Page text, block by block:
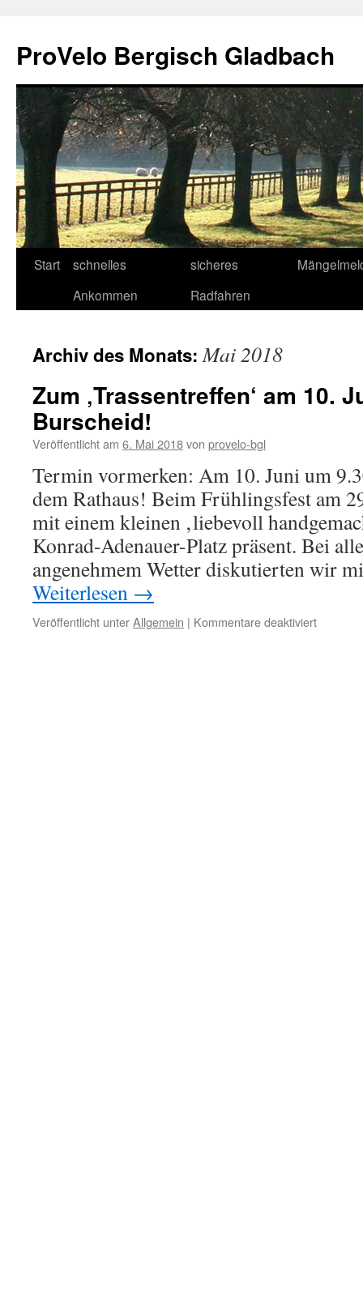
springen
ProVelo Bergisch Gladbach
Start
schnelles
Ankommen
sicheres
Radfahren
Archiv des Monats:Mai 2018
Zum ‚Trassentreffen‘ am 10.
Burscheid!
Veröffentlicht am 6. Mai 2018von provelo-bgl
Termin vormerken: Am 10. Juni um
dem Rathaus! Beim Frühlingsfest am
mit einem kleinen ‚liebevoll
Konrad-Adenauer-Platz präsent. Bei
angenehmem Wetter diskutierten wir
Weiterlesen →
Veröffentlicht unterAllgemein | Kommentare deaktiviertfür